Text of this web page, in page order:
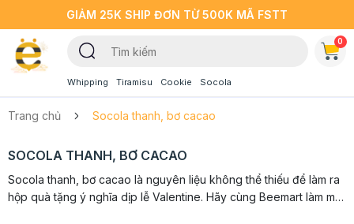
GIẢM 25K SHIP ĐƠN TỪ 500K MÃ FSTT
Whipping Tiramisu Cookie Socola
0
Trang chủ Socola thanh, bơ cacao
SOCOLA THANH, BƠ CACAO
Socola thanh, bơ cacao là nguyên liệu không thể thiếu để làm ra
hộp quà tặng ý nghĩa dịp lễ Valentine. Hãy cùng Beemart làm mới